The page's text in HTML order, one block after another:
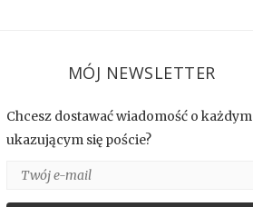
MÓJ NEWSLETTER
Chcesz dostawać wiadomość o każdym
ukazującym się poście?